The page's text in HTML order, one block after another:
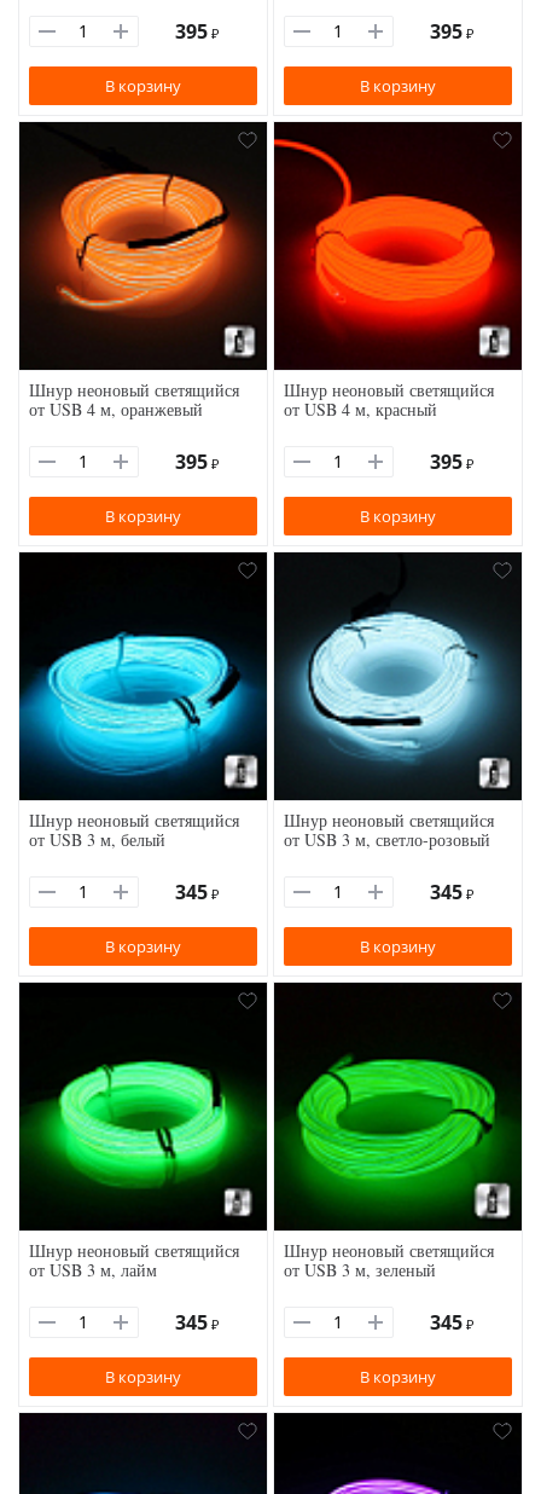
395 ₽
В корзину
395 ₽
В корзину
Шнур неоновый светящийся
от USB 4 м, оранжевый
395 ₽
В корзину
Шнур неоновый светящийся
от USB 4 м, красный
395 ₽
В корзину
Шнур неоновый светящийся
от USB 3 м, белый
345 ₽
В корзину
Шнур неоновый светящийся
от USB 3 м, светло-розовый
345 ₽
В корзину
Шнур неоновый светящийся
от USB 3 м, лайм
345 ₽
В корзину
Шнур неоновый светящийся
от USB 3 м, зеленый
345 ₽
В корзину